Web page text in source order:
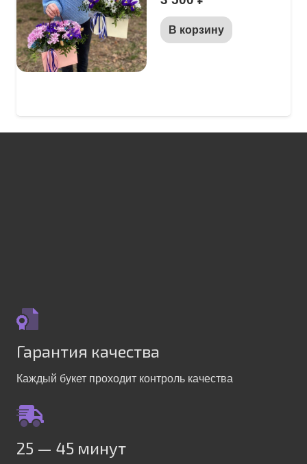
В корзину
Гарантия качества
Каждый букет проходит контроль качества
25 — 45 минут